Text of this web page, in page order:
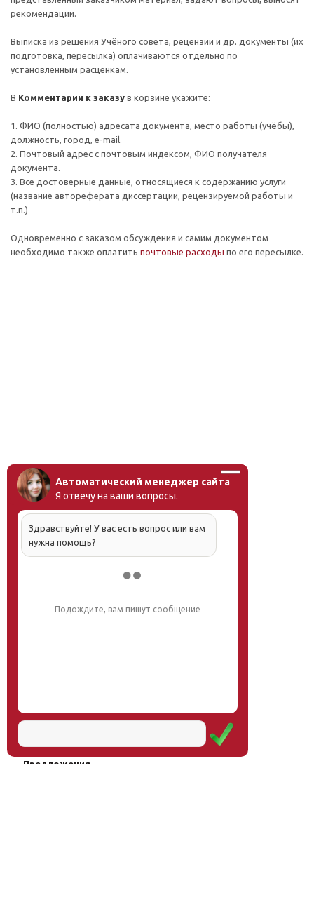
рекомендации.
Выписка из решения Учёного совета, рецензии и др. документы (их
подготовка, пересылка) оплачиваются отдельно по
установленным расценкам.
В Комментарии к заказу в корзине укажите:
1. ФИО (полностью) адресата документа, место работы (учёбы),
должность, город, e-mail.
2. Почтовый адрес c почтовым индексом, ФИО получателя
документа.
3. Все достоверные данные, относящиеся к содержанию услуги
(название автореферата диссертации, рецензируемой работы и
т.п.)
Одновременно с заказом обсуждения и самим документом
необходимо также оплатить почтовые расходы по его пересылке.
Научная школа
Услуги
Предложения
Автоматический менеджер сайта
Я отвечу на ваши вопросы.
Здравствуйте! У вас есть вопрос или вам
нужна помощь?
Подождите, вам пишут сообщение